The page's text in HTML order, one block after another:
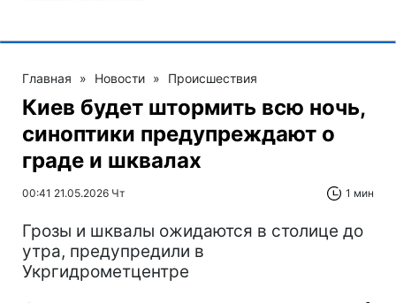
Главная » Новости » Происшествия
Киев будет штормить всю ночь,
синоптики предупреждают о
граде и шквалах
00:41 21.05.2026 Чт 1 мин
Грозы и шквалы ожидаются в столице до
утра, предупредили в
Укргидрометцентре